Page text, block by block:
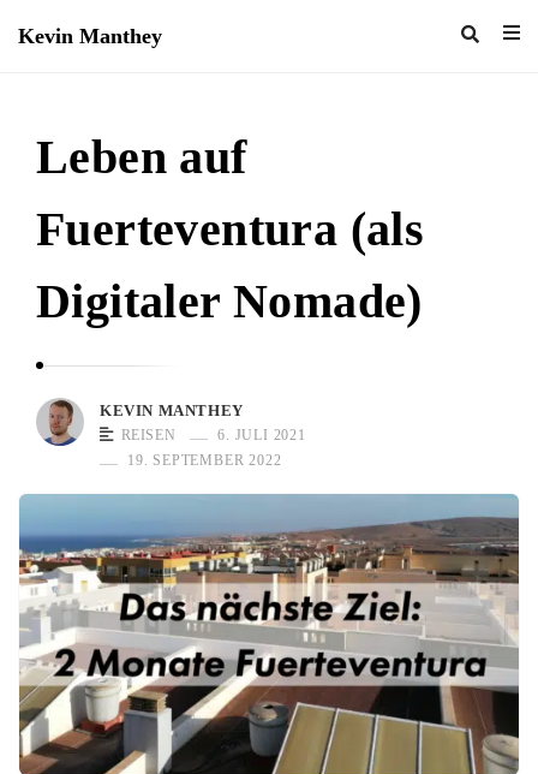
Kevin Manthey
M
Leben auf
Fuerteventura (als
Digitaler Nomade)
KEVIN MANTHEY
REISEN
6. JULI 2021
19. SEPTEMBER 2022